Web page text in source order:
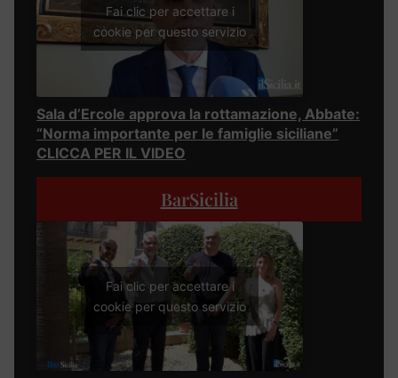
Fai clic per accettare i
cookie per questo servizio
Sala d’Ercole approva la rottamazione, Abbate:
“Norma importante per le famiglie siciliane”
CLICCA PER IL VIDEO
BarSicilia
Fai clic per accettare i
cookie per questo servizio